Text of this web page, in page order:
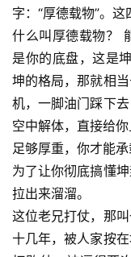
字：“厚德载物”。这
什么叫厚德载物？
是你的底盘，这是
坤的格局，那就相
机，一脚油门踩下
空中解体，直接给
足够厚重，你才能
为了让你彻底搞懂
拉出来溜溜。
这位老兄打仗，那
十几年，被人家按